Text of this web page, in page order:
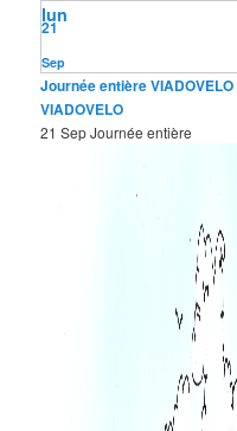
Sep
21
lun
Journée entièreVIADOVELO
VIADOVELO
21 SepJournée entière